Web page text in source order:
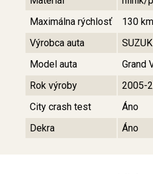
Maximálna rýchlosť
130
Výrobca auta
SUZUKI
Model auta
Grand
Rok výroby
2005-
City crash test
Áno
Dekra
Áno